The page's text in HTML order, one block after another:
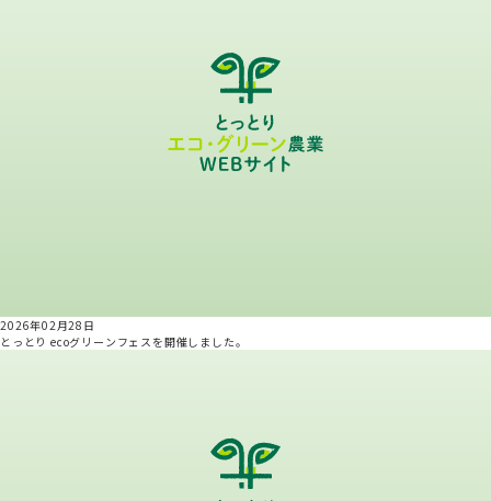
2026年02月28日
とっとり ecoグリーンフェスを開催しました。